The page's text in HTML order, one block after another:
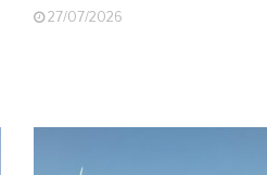
27/07/2026